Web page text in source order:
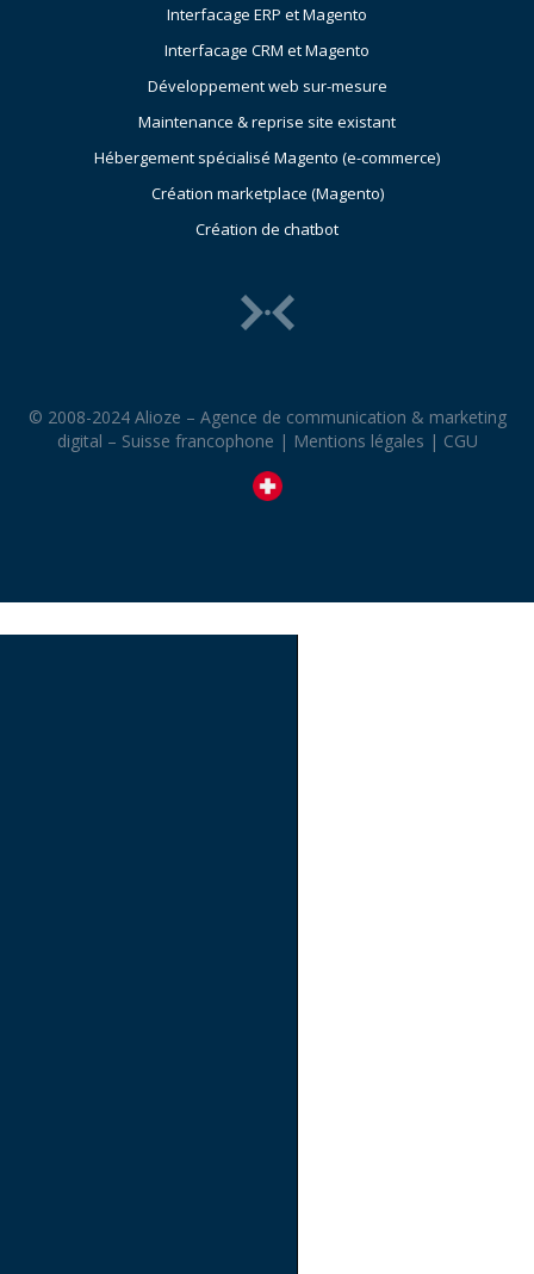
Interfacage ERP et Magento
Interfacage CRM et Magento
Développement web sur-mesure
Maintenance & reprise site existant
Hébergement spécialisé Magento (e-commerce)
Création marketplace (Magento)
Création de chatbot
© 2008-2024 Alioze – Agence de communication & marketing
digital – Suisse francophone | Mentions légales | CGU